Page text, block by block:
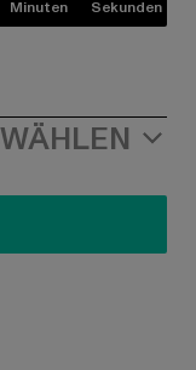
Minuten Sekunden